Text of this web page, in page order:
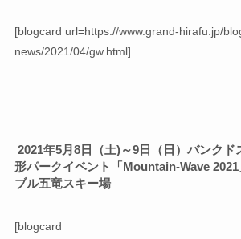
[blogcard url=https://www.grand-hirafu.jp/
news/2021/04/gw.html]
2021年5月8日（土)～9日（日）バンクド
形パークイベント「Mountain-Wave
ブル五竜スキー場
[blogcard